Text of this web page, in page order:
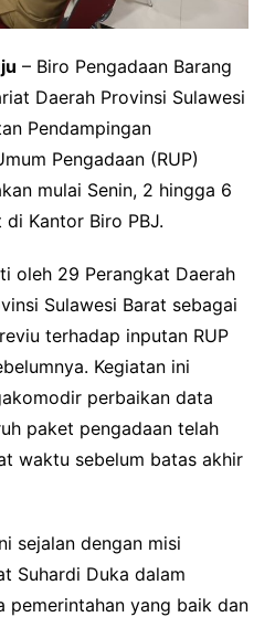
– Biro Pengadaan Barang
Daerah Provinsi Sulawesi
Pendampingan
Pengadaan (RUP)
mulai Senin, 2 hingga 6
Kantor Biro PBJ.
oleh 29 Perangkat Daerah
Sulawesi Barat sebagai
terhadap inputan RUP
Kegiatan ini
perbaikan data
paket pengadaan telah
waktu sebelum batas akhir
sejalan dengan misi
Suhardi Duka dalam
pemerintahan yang baik dan